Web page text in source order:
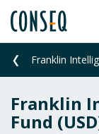
Franklin
Fund